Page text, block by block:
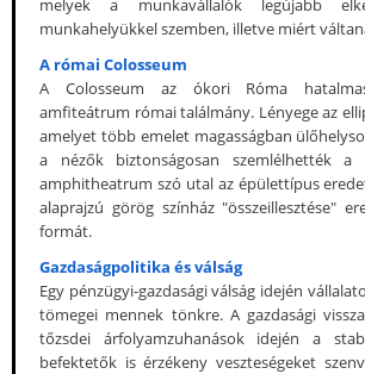
melyek a munkavállalók legújabb
munkahelyükkel szemben, illetve miért
A római Colosseum
A Colosseum az ókori Róma
amfiteátrum római találmány. Lényege az
amelyet több emelet magasságban
a nézők biztonságosan szemlélhették a
amphitheatrum szó utal az épülettípus
alaprajzú görög színház "összeillesztése"
formát.
Gazdaságpolitika és válság
Egy pénzügyi-gazdasági válság idején
tömegei mennek tönkre. A gazdasági
tőzsdei árfolyamzuhanások idején a
befektetők is érzékeny veszteségeket